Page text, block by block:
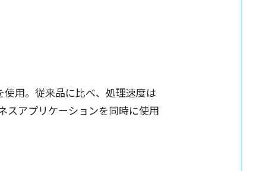
使用。 従来品に比べ、 処理速度は
スアプリケーションを同時に使用